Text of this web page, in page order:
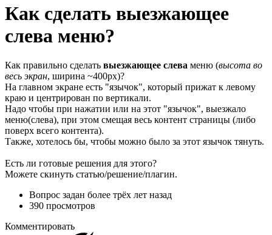
Как сделать выезжающее
слева меню?
Как правильно сделать выезжающее слева меню (высота во
весь экран, ширина ~400px)?
На главном экране есть "язычок", который прижат к левому
краю и центрирован по вертикали.
Надо чтобы при нажатии или на этот "язычок", выезжало
меню(слева), при этом смещая весь контент страницы (либо
поверх всего контента).
Также, хотелось бы, чтобы можно было за этот язычок тянуть.
Есть ли готовые решения для этого?
Можете скинуть статью/решение/плагин.
Вопрос задан более трёх лет назад
390 просмотров
Комментировать